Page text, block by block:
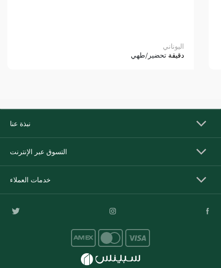
اليوناني
دقيقة تحضير/طهي
نبذة عنا
التسوق عبر الإنترنت
خدمات العملاء